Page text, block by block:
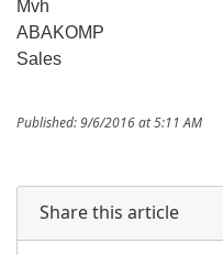
Mvh
ABAKOMP
Sales
Published: 9/6/2016 at 5:11 AM
Share this article